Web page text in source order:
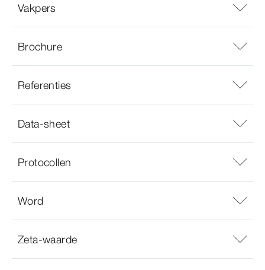
Vakpers
Brochure
Referenties
Data-sheet
Protocollen
Word
Zeta-waarde